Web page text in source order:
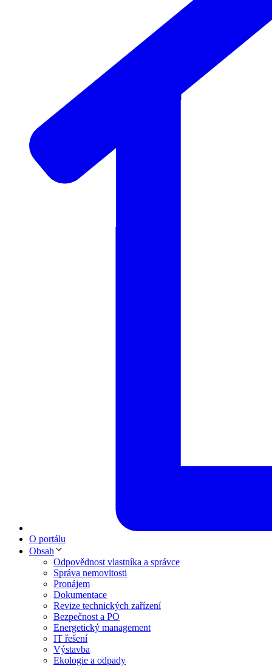
O portálu
Obsah
Odpovědnost vlastníka a správce
Správa nemovitosti
Pronájem
Dokumentace
Revize technických zařízení
Bezpečnost a PO
Energetický management
IT řešení
Výstavba
Ekologie a odpady